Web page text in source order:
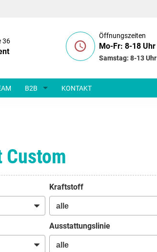
36
Öffnungszeiten
Mo-Fr: 8-18 Uhr
Samstag: 8-13 Uhr
B2B KONTAKT
Custom
Kraftstoff
Ausstattungslinie